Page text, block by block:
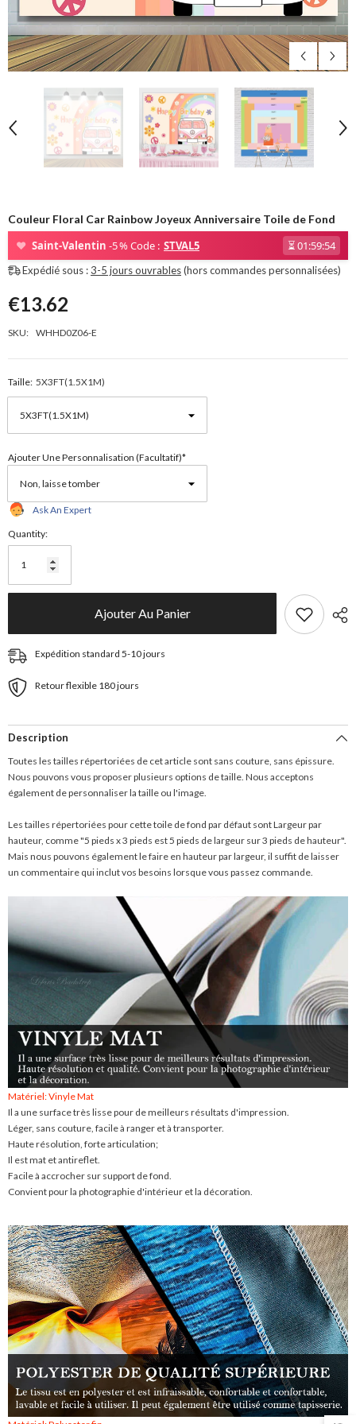
Couleur Floral Car Rainbow Joyeux Anniversaire Toile de Fond
❤ Saint-Valentin -5 % Code : STVAL5 ⏳01:59:54
Expédié sous :3-5 jours ouvrables(hors commandes personnalisées)
€13.62
SKU: WHHD0Z06-E
Taille: 5X3FT(1.5X1M)
Ajouter Une Personnalisation (facultatif)*
Ask An Expert
Quantity:
Ajouter Au Panier
Expédition standard 5-10 jours
Retour flexible 180 jours
Description
Toutes les tailles répertoriées de cet article sont sans couture, sans épissure.
Nous pouvons vous proposer plusieurs options de taille. Nous acceptons
également de personnaliser la taille ou l'image.
Les tailles répertoriées pour cette toile de fond par défaut sont Largeur par
hauteur, comme "5 pieds x 3 pieds est 5 pieds de largeur sur 3 pieds de hauteur".
Mais nous pouvons également le faire en hauteur par largeur, il suffit de laisser
un commentaire qui inclut vos besoins lorsque vous passez commande.
Matériel: Vinyle Mat
Il a une surface très lisse pour de meilleurs résultats d'impression.
Léger, sans couture, facile à ranger et à transporter.
Haute résolution, forte articulation;
Il est mat et antireflet.
Facile à accrocher sur support de fond.
Convient pour la photographie d'intérieur et la décoration.